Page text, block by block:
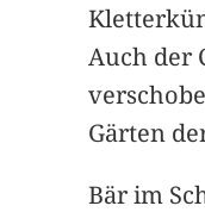
Auch der
Gärten
Bär im